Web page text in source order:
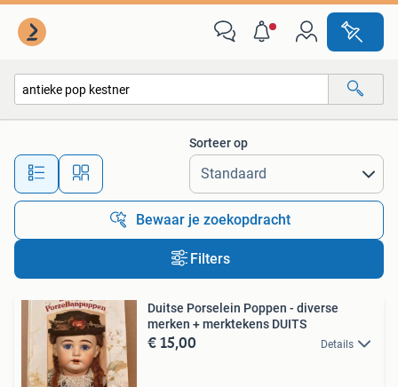
Alle afstanden…
Sorteer op
Bewaar je zoekopdracht
Filters
Duitse Porselein Poppen - diverse
merken + merktekens DUITS
€ 15,00 Details